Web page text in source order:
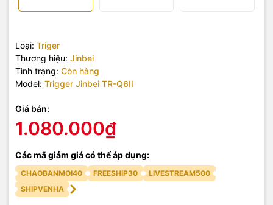
Loại: Triger
Thương hiệu: Jinbei
Tình trạng: Còn hàng
Model: Trigger Jinbei TR-Q6II
Giá bán:
1.080.000₫
Các mã giảm giá có thể áp dụng:
CHAOBANMOI40 FREESHIP30
LIVESTREAM500
SHIPVENHA